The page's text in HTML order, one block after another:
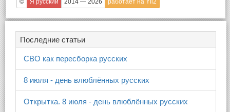
© Я русский 2014 — 2026 работает на Yii2
Последние статьи
СВО как пересборка русских
8 июля - день влюблённых русских
Открытка. 8 июля - день влюблённых русских